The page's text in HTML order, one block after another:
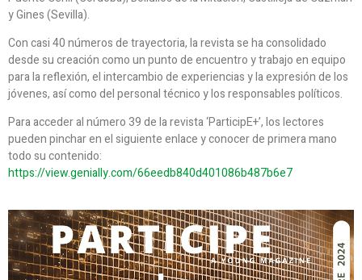
y Gines (Sevilla).
Con casi 40 números de trayectoria, la revista se ha consolidado
desde su creación como un punto de encuentro y trabajo en equipo
para la reflexión, el intercambio de experiencias y la expresión de los
jóvenes, así como del personal técnico y los responsables políticos.
Para acceder al número 39 de la revista ‘ParticipE+’, los lectores
pueden pinchar en el siguiente enlace y conocer de primera mano
todo su contenido:
https://view.genially.com/66eedb840d401086b487b6e7